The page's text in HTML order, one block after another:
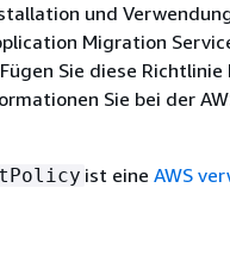
und
Migration
Sie diese Richtlinie
Sie bei der
ist eine AWS